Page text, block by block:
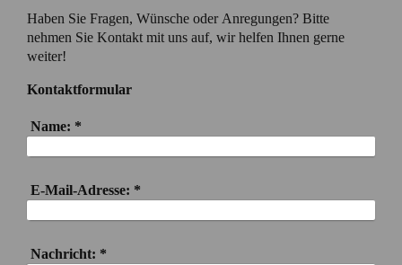
Haben Sie Fragen, Wünsche oder Anregungen? Bitte
nehmen Sie Kontakt mit uns auf, wir helfen Ihnen gerne
weiter!
Kontaktformular
Name: *
E-Mail-Adresse: *
Nachricht: *